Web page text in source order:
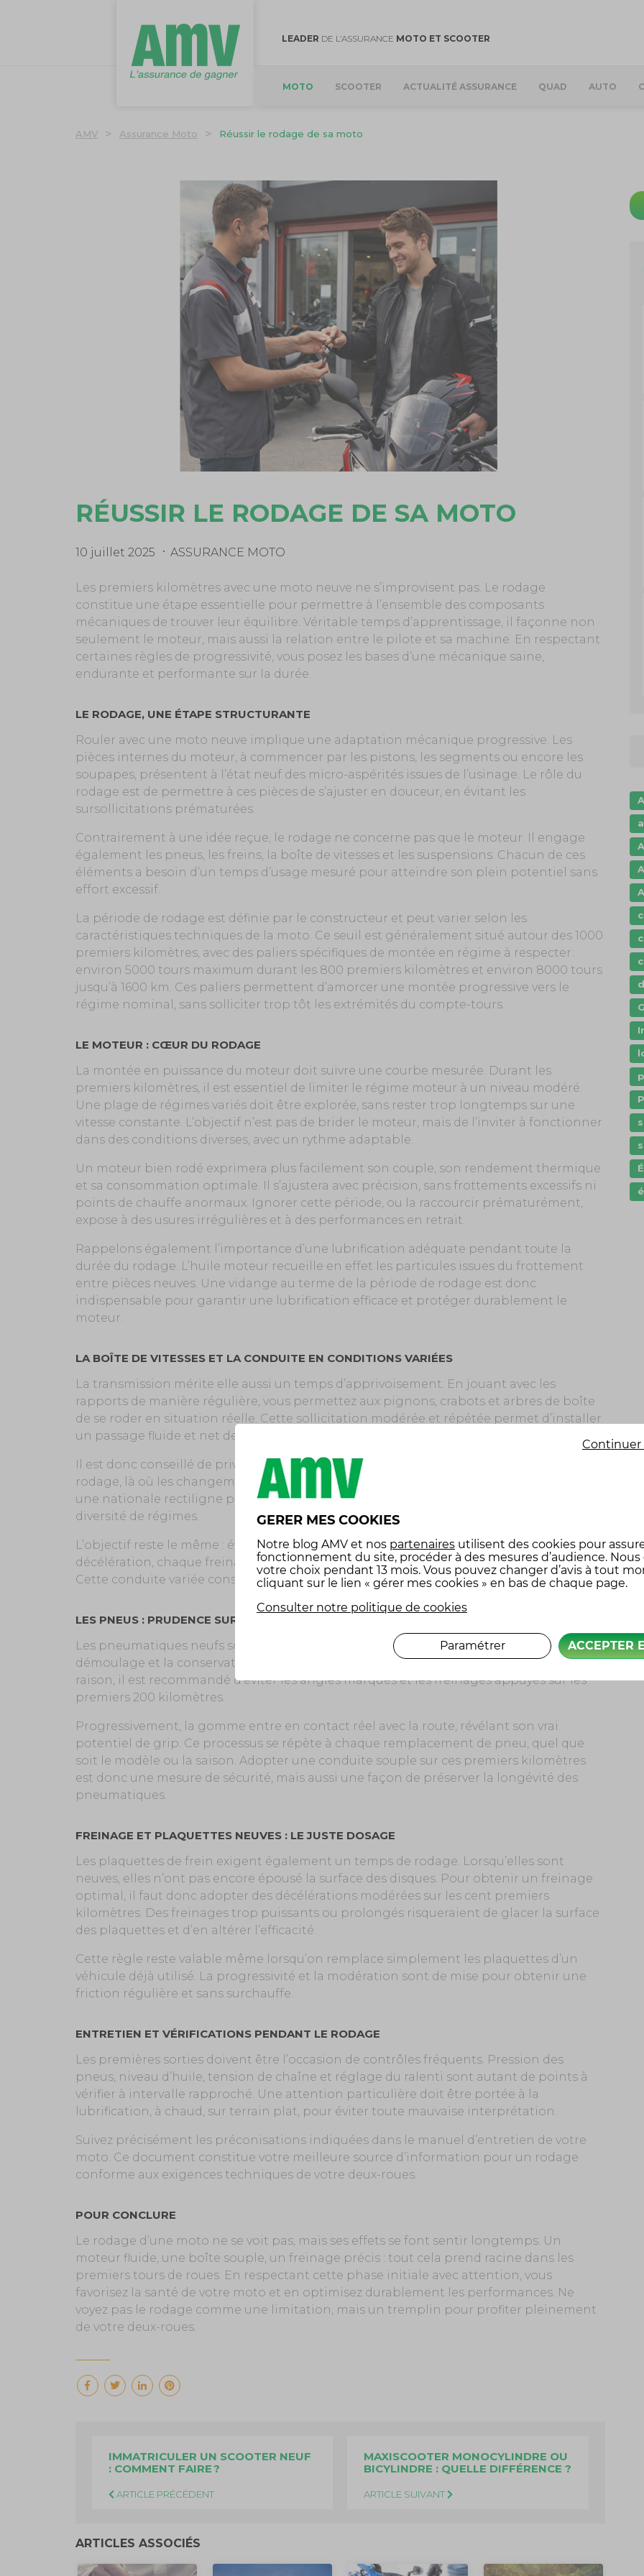
LEADER DE L’ASSURANCE MOTO ET SCOOTER
MOTO SCOOTER ACTUALITÉ ASSURANCE QUAD AUTO
AMV > Assurance Moto > Réussir le rodage de sa moto
RÉUSSIR LE RODAGE DE SA MOTO
10 juillet 2025 ASSURANCE MOTO
Les premiers kilomètres avec une moto neuve ne s’improvisent pas. Le rodage
constitue une étape essentielle pour permettre à l’ensemble des composants
mécaniques de trouver leur équilibre. Véritable temps d’apprentissage, il façonne non
seulement le moteur, mais aussi la relation entre le pilote et sa machine. En respectant
certaines règles de progressivité, vous posez les bases d’une mécanique saine,
endurante et performante sur la durée.
LE RODAGE, UNE ÉTAPE STRUCTURANTE
Rouler avec une moto neuve implique une adaptation mécanique progressive. Les
pièces internes du moteur, à commencer par les pistons, les segments ou encore les
soupapes, présentent à l’état neuf des micro-aspérités issues de l’usinage. Le rôle du
rodage est de permettre à ces pièces de s’ajuster en douceur, en évitant les
sursollicitations prématurées.
Contrairement à une idée reçue, le rodage ne concerne pas que le moteur. Il engage
également les pneus, les freins, la boîte de vitesses et les suspensions. Chacun de ces
éléments a besoin d’un temps d’usage mesuré pour atteindre son plein potentiel sans
effort excessif.
La période de rodage est définie par le constructeur et peut varier selon les
caractéristiques techniques de la moto. Ce seuil est généralement situé autour des 1000
premiers kilomètres, avec des paliers spécifiques de montée en régime à respecter :
environ 5000 tours maximum durant les 800 premiers kilomètres et environ 8000 tours
jusqu’à 1600 km. Ces paliers permettent d’amorcer une montée progressive vers le
régime nominal, sans solliciter trop tôt les extrémités du compte-tours.
LE MOTEUR : CŒUR DU RODAGE
La montée en puissance du moteur doit suivre une courbe mesurée. Durant les
premiers kilomètres, il est essentiel de limiter le régime moteur à un niveau modéré.
Une plage de régimes variés doit être explorée, sans rester trop longtemps sur une
vitesse constante. L’objectif n’est pas de brider le moteur, mais de l’inviter à fonctionner
dans des conditions diverses, avec un rythme adaptable.
Un moteur bien rodé exprimera plus facilement son couple, son rendement thermique
et sa consommation optimale. Il s’ajustera avec précision, sans frottements excessifs ni
points de chauffe anormaux. Ignorer cette période, ou la raccourcir prématurément,
expose à des usures irrégulières et à des performances en retrait.
Rappelons également l’importance d’une lubrification adéquate pendant toute la
durée du rodage. L’huile moteur recueille en effet les particules issues du frottement
entre pièces neuves. Une vidange au terme de la période de rodage est donc
indispensable pour garantir une lubrification efficace et protéger durablement le
moteur.
LA BOÎTE DE VITESSES ET LA CONDUITE EN CONDITIONS VARIÉES
La transmission mérite elle aussi un temps d’apprivoisement. En jouant avec les
rapports de manière régulière, vous permettez aux pignons, crabots et arbres de boîte
de se roder en situation réelle. Cette sollicitation modérée et répétée permet d’installer
un passage fluide et net des vitesses.
Il est donc conseillé de privilégier les trajets urbains ou sur route sinueuse pendant le
rodage, là où les changements de rapports sont fréquents. À l’inverse, une autoroute ou
une nationale rectiligne peuvent induire une vitesse constante peu propice à la
diversité de régimes.
L’objectif reste le même : éviter la monotonie mécanique. Chaque accélération, chaque
décélération, chaque freinage participe à la mise en place d’une harmonie mécanique.
Cette conduite variée constitue le fil rouge de tout rodage efficace.
LES PNEUS : PRUDENCE SUR LES PREMIERS KILOMÈTRES
Les pneumatiques neufs sont recouverts d’un film de paraffine utilisé pour faciliter le
démoulage et la conservation. Ce film réduit temporairement l’adhérence. Pour cette
raison, il est recommandé d’éviter les angles marqués et les freinages appuyés sur les
premiers 200 kilomètres.
Progressivement, la gomme entre en contact réel avec la route, révélant son vrai
potentiel de grip. Ce processus se répète à chaque remplacement de pneu, quel que
soit le modèle ou la saison. Adopter une conduite souple sur ces premiers kilomètres
est donc une mesure de sécurité, mais aussi une façon de préserver la longévité des
pneumatiques.
FREINAGE ET PLAQUETTES NEUVES : LE JUSTE DOSAGE
Les plaquettes de frein exigent également un temps de rodage. Lorsqu’elles sont
neuves, elles n’ont pas encore épousé la surface des disques. Pour obtenir un freinage
optimal, il faut donc adopter des décélérations modérées sur les cent premiers
kilomètres. Des freinages trop puissants ou prolongés risqueraient de glacer la surface
des plaquettes et d’en altérer l’efficacité.
Cette règle reste valable même lorsqu’on remplace simplement les plaquettes d’un
véhicule déjà utilisé. La progressivité et la modération sont de mise pour obtenir une
friction régulière et sans surchauffe.
ENTRETIEN ET VÉRIFICATIONS PENDANT LE RODAGE
Les premières sorties doivent être l’occasion de contrôles fréquents. Pression des
pneus, niveau d’huile, tension de chaîne et réglage du ralenti sont autant de points à
vérifier à intervalle rapproché. Une attention particulière doit être portée à la
lubrification, à chaud, sur terrain plat, pour éviter toute mauvaise interprétation.
Suivez précisément les préconisations indiquées dans le manuel d’entretien de votre
moto. Ce document constitue votre meilleure source d’information pour un rodage
conforme aux exigences techniques de votre deux-roues.
POUR CONCLURE
Le rodage d’une moto ne se voit pas, mais ses effets se font sentir longtemps. Un
moteur fluide, une boîte souple, un freinage précis : tout cela prend racine dans les
premiers tours de roues. En respectant cette phase initiale avec attention, vous
favorisez la santé de votre moto et en optimisez durablement les performances. Ne
voyez pas le rodage comme une limitation, mais un tremplin pour profiter pleinement
de votre deux-roues.
IMMATRICULER UN SCOOTER NEUF
: COMMENT FAIRE ?
ARTICLE PRÉCÉDENT
MAXISCOOTER MONOCYLINDRE OU
BICYLINDRE : QUELLE DIFFÉRENCE ?
ARTICLE SUIVANT
ARTICLES ASSOCIÉS
GERER MES COOKIES
Notre blog AMV et nos partenaires utilisent des cookies pour
fonctionnement du site, procéder à des mesures d’audience. Nous
votre choix pendant 13 mois. Vous pouvez changer d’avis à tout
cliquant sur le lien « gérer mes cookies » en bas de chaque page.
Consulter notre politique de cookies
Continuer
ACCEPTER
Paramétrer